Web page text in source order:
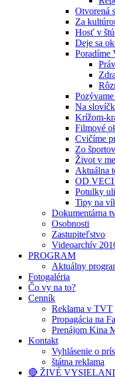
Otvorená
Za
Hosť v
Deje sa
Poradíme
Na
Krížom-
Filmové
Cvičíme
Zo
Život v
Aktuálna
OD
Potulky
Tipy na
Dokumentárna
Osobnosti
Zastupiteľstvo
Videoarchív
PROGRAM
Aktuálny
Fotogaléria
Čo vy na to?
Cenník
Reklama v TVT
Propagácia na
Prenájom Kina
Kontakt
Vyhlásenie o
štátna reklama
🔴 ŽIVÉ